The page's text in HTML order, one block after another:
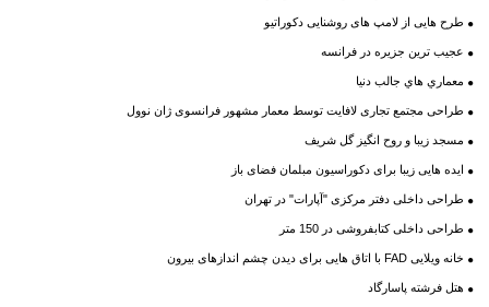
طرح هایی از لامپ های روشنایی دکوراتیو
عجیب ترین جزیره در فرانسه
معماري هاي جالب دنيا
طراحی مجتمع تجاری لافایت توسط معمار مشهور فرانسوی ژان نوول
مسجد زیبا و روح انگیز گل شریف
ایده هایی زیبا برای دکوراسیون مبلمان فضای باز
طراحی داخلی دفتر مرکزی "آپارات" در تهران
طراحی داخلی کتابفروشی در 150 متر
خانه ویلایی FAD با اتاق هایی برای دیدن چشم اندازهای بیرون
هتل فرشته پاسارگاد